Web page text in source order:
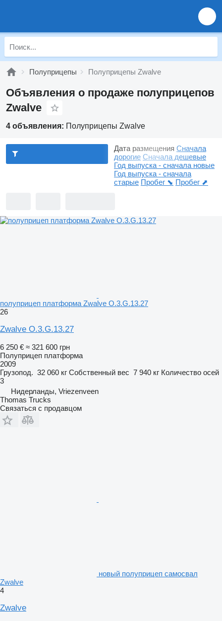
Полуприцепы Полуприцепы Zwalve
Объявления о продаже полуприцепов
Zwalve
4 объявления: Полуприцепы Zwalve
Дата размещения Сначала
дорогие Сначала дешевые
Год выпуска - сначала новые
Год выпуска - сначала
старые Пробег ⬊ Пробег ⬈
полуприцеп платформа Zwalve O.3.G.13.27
26
Zwalve O.3.G.13.27
6 250 € ≈ 321 600 грн
Полуприцеп платформа
2009
Грузопод. 32 060 кг Собственный вес 7 940 кг Количество осей
3
Нидерланды, Vriezenveen
Thomas Trucks
Связаться с продавцом
новый полуприцеп самосвал
Zwalve
4
Zwalve